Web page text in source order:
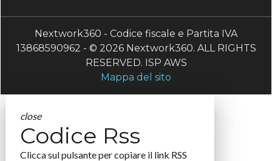
Nextwork360 - Codice fiscale e Partita IVA
13868590962 - © 2026 Nextwork360. ALL RIGHTS
RESERVED. ISP AWS
Mappa del sito
close
Codice Rss
Clicca sul pulsante per copiare il link RSS